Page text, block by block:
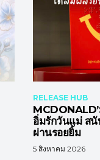
RELEASE HUB
อิ่มรักวันแม่ ส
ผ่านรอยยิ้ม
5 สิงหาคม 2026